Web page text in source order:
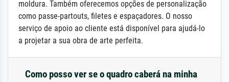
moldura. Também oferecemos opções de personalização
como passe-partouts, filetes e espaçadores. O nosso
serviço de apoio ao cliente está disponível para ajudá-lo
a projetar a sua obra de arte perfeita.
Como posso ver se o quadro caberá na minha